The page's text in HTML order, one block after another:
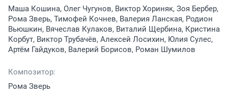
Маша Кошина, Олег Чугунов, Виктор Хориняк, Зоя Бербер,
Рома Зверь, Тимофей Кочнев, Валерия Ланская, Родион
Вьюшкин, Вячеслав Кулаков, Виталий Щербина, Кристина
Корбут, Виктор Трубачёв, Алексей Лосихин, Юлия Сулес,
Артём Гайдуков, Валерий Борисов, Роман Шумилов
Композитор:
Рома Зверь